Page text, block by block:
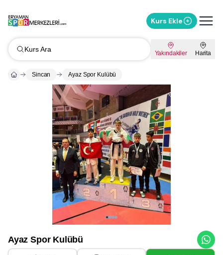
Kurs Ekle
Kurs Ara Yakındakiler Harita
Sincan Ayaz Spor Kulübü
Whatsapp ile Mesaj Gönder
%10İndirimi Sor
Ayaz Spor Kulübü